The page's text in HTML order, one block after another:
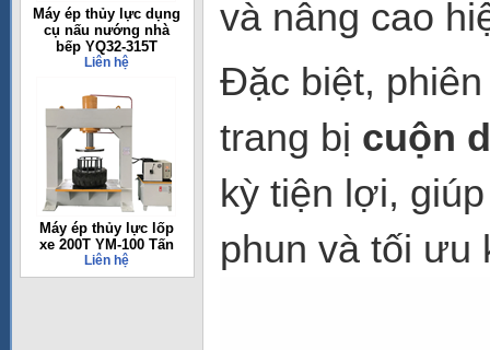
Máy ép thủy lực dụng
cụ nấu nướng nhà
bếp YQ32-315T
Liên hệ
Máy ép thủy lực lốp
xe 200T YM-100 Tấn
Liên hệ
và nâng cao
Đặc biệt,
trang bị cuộn
kỳ tiện lợi,
phun và tối ưu